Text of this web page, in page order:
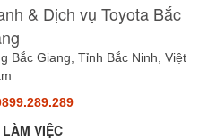
& Dịch vụ Toyota Bắc
Bắc Giang, Tỉnh Bắc Ninh, Việt
VIỆC